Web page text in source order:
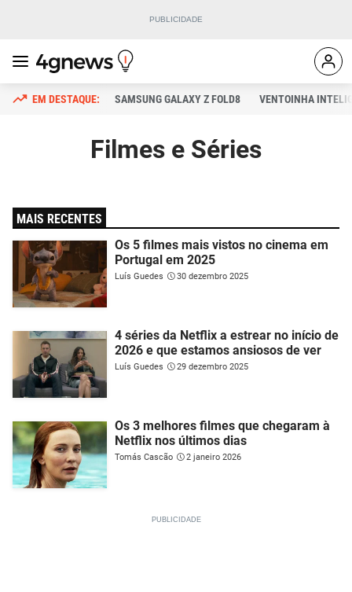
SAMSUNG GALAXY Z FOLD8 VENTOINHA
Filmes e Séries
MAIS RECENTES
Os 5 filmes mais vistos no cinema em
Portugal em 2025
Luís Guedes 30 dezembro 2025
4 séries da Netflix a estrear no início de
2026 e que estamos ansiosos de ver
Luís Guedes 29 dezembro 2025
Os 3 melhores filmes que chegaram à
Netflix nos últimos dias
Tomás Cascão 2 janeiro 2026